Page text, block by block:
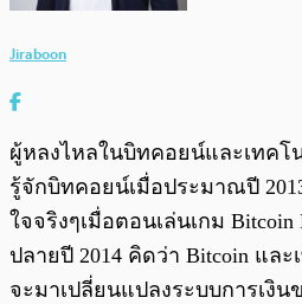
Jiraboon
ผู้หลงไหลในบิทคอยน์และเทคโน
รู้จักบิทคอยน์เมื่อประมาณปี
ใจจริงๆเมื่อตอนเล่นเกม
ปลายปี 2014 คิดว่า Bitcoin และ
จะมาเปลี่ยนแปลงระบบการเงิ